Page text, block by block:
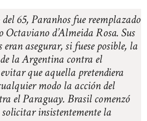
65, Paranhos fue reemplazado
Octaviano d’Almeida Rosa. Sus
eran asegurar, si fuese posible, la
la Argentina contra el
que aquella pretendiera
modo la acción del
el Paraguay. Brasil comenzó
solicitar insistentemente la